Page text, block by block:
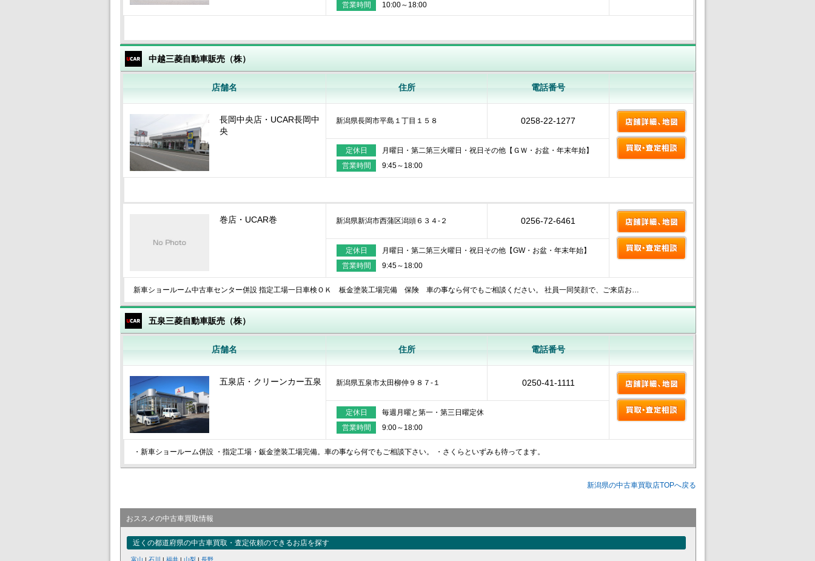
営業時間
10:00～18:00
中越三菱自動車販売（株）
店舗名 住所 電話番号
長岡中央店・UCAR長岡中
央
新潟県長岡市平島１丁目１５８ 0258-22-1277
定休日
月曜日・第二第三火曜日・祝日その他【ＧＷ・お盆・年末年始】
営業時間
9:45～18:00
巻店・UCAR巻 新潟県新潟市西蒲区潟頭６３４‐２ 0256-72-6461
定休日
月曜日・第二第三火曜日・祝日その他【GW・お盆・年末年始】
営業時間
9:45～18:00
新車ショールーム中古車センター併設 指定工場一日車検ＯＫ 板金塗装工場完備 保険 車の事なら何でもご相談ください。 社員一同笑顔で、ご来店お…
五泉三菱自動車販売（株）
店舗名 住所 電話番号
五泉店・クリーンカー五泉 新潟県五泉市太田柳仲９８７‐１ 0250-41-1111
定休日
毎週月曜と第一・第三日曜定休
営業時間
9:00～18:00
・新車ショールーム併設 ・指定工場・鈑金塗装工場完備。車の事なら何でもご相談下さい。 ・さくらといずみも待ってます。
新潟県の中古車買取店TOPへ戻る
おススメの中古車買取情報
近くの都道府県の中古車買取・査定依頼のできるお店を探す
富山 | 石川 | 福井 | 山梨 | 長野